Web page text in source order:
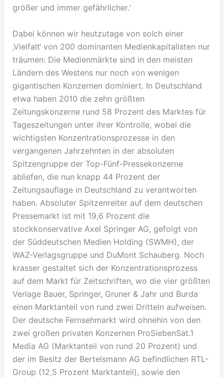
größer und immer gefährlicher.‘
Dabei können wir heutzutage von solch einer
‚Vielfalt‘ von 200 dominanten Medienkapitalisten nur
träumen: Die Medienmärkte sind in den meisten
Ländern des Westens nur noch von wenigen
gigantischen Konzernen dominiert. In Deutschland
etwa haben 2010 die zehn größten
Zeitungskonzerne rund 58 Prozent des Marktes für
Tageszeitungen unter ihrer Kontrolle, wobei die
wichtigsten Konzentrationsprozesse in den
vergangenen Jahrzehnten in der absoluten
Spitzengruppe der Top-Fünf-Pressekonzerne
abliefen, die nun knapp 44 Prozent der
Zeitungsauflage in Deutschland zu verantworten
haben. Absoluter Spitzenreiter auf dem deutschen
Pressemarkt ist mit 19,6 Prozent die
stockkonservative Axel Springer AG, gefolgt von
der Süddeutschen Medien Holding (SWMH), der
WAZ-Verlagsgruppe und DuMont Schauberg. Noch
krasser gestaltet sich der Konzentrationsprozess
auf dem Markt für Zeitschriften, wo die vier größten
Verlage Bauer, Springer, Gruner & Jahr und Burda
einen Marktanteil von rund zwei Dritteln aufweisen.
Der deutsche Fernsehmarkt wird ohnehin von den
zwei großen privaten Konzernen ProSiebenSat.1
Media AG (Marktanteil von rund 20 Prozent) und
der im Besitz der Bertelsmann AG befindlichen RTL-
Group (12,5 Prozent Marktanteil), sowie den